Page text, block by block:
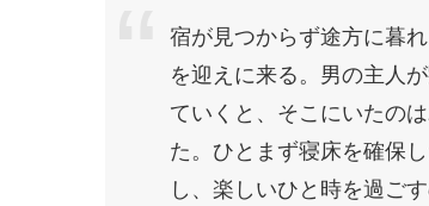
宿が見つからず途方に暮
を迎えに来る。男の主人
ていくと、そこにいたの
た。ひとまず寝床を確保
し、楽しいひと時を過ご